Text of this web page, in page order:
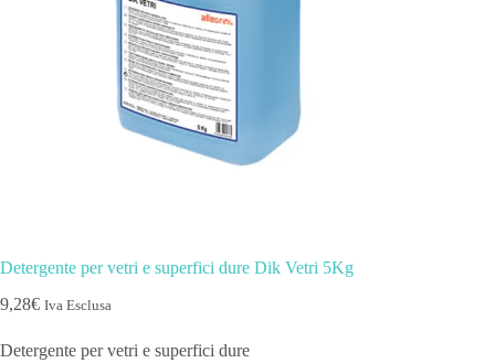
Detergente per vetri e superfici dure Dik Vetri 5Kg
9,28€ Iva Esclusa
Detergente per vetri e superfici dure